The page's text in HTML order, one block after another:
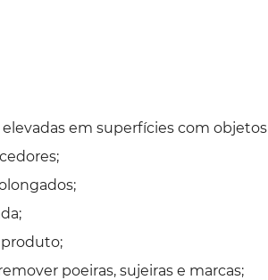
em superfícies com
poeiras, sujeiras e marcas;